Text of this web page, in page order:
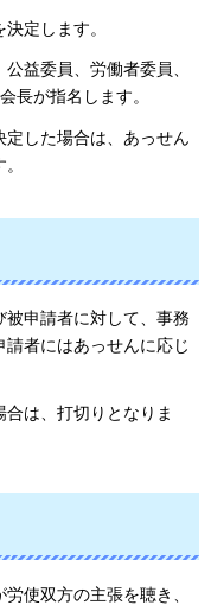
定します。
益委員、労働者委員、
長が指名します。
定した場合は、あっせん
申請者に対して、事務
者にはあっせんに応じ
は、打切りとなりま
使双方の主張を聴き、